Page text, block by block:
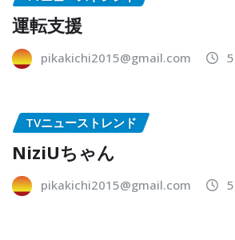
運転支援
pikakichi2015@gmail.com
TVニューストレンド
NiziUちゃん
pikakichi2015@gmail.com